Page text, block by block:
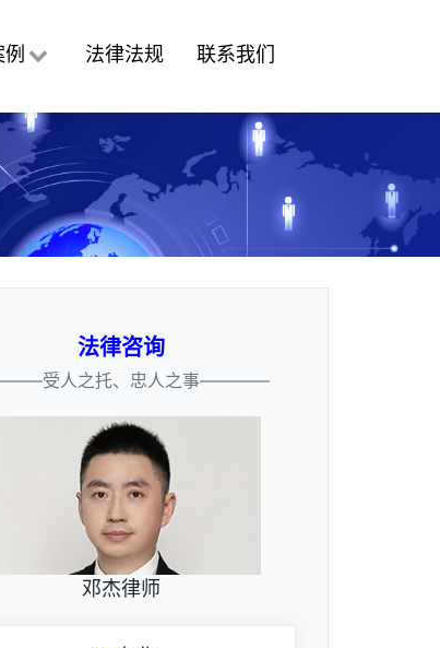
法律法规 联系我们
法律咨询
受人之托、忠人之事————
邓杰律师